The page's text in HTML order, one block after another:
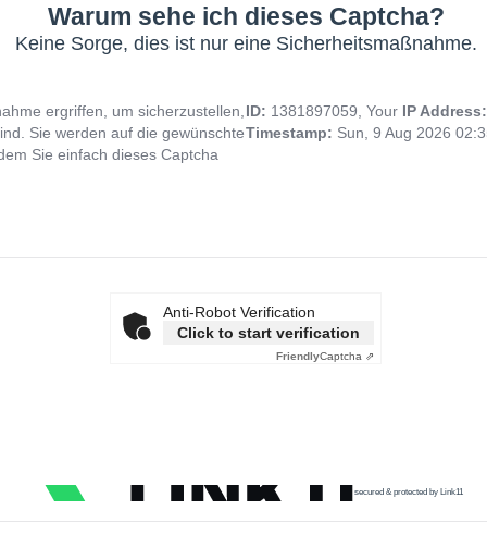
Warum sehe ich dieses Captcha?
Keine Sorge, dies ist nur eine Sicherheitsmaßnahme.
ergriffen, um sicherzustellen,
Sie werden auf die gewünschte
Sie einfach dieses Captcha
ID: 1381897059, Your IP
Timestamp: Sun, 9 Aug 2026
Anti-Robot Verification
Click to start verification
FriendlyCaptcha ⇗
secured & protected by Link11